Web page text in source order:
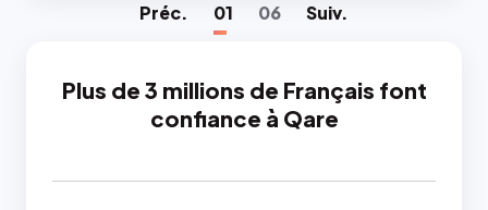
Préc. 01 06 Suiv.
Plus de 3 millions de Français font
confiance à Qare